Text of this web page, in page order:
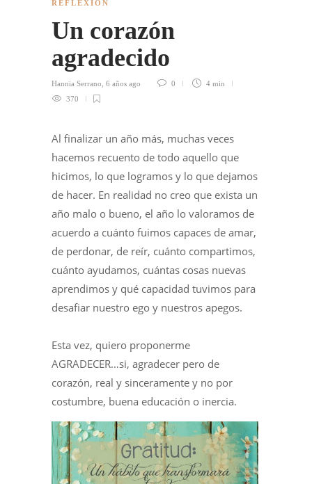
REFLEXION
Un corazón
agradecido
Hannia Serrano 6 años ago 0
4 min
370
Al finalizar un año más, muchas veces
hacemos recuento de todo aquello que
hicimos, lo que logramos y lo que dejamos
de hacer. En realidad no creo que exista un
año malo o bueno, el año lo valoramos de
acuerdo a cuánto fuimos capaces de amar,
de perdonar, de reír, cuánto compartimos,
cuánto ayudamos, cuántas cosas nuevas
aprendimos y qué capacidad tuvimos para
desafiar nuestro ego y nuestros apegos.
Esta vez, quiero proponerme
AGRADECER…si, agradecer pero de
corazón, real y sinceramente y no por
costumbre, buena educación o inercia.